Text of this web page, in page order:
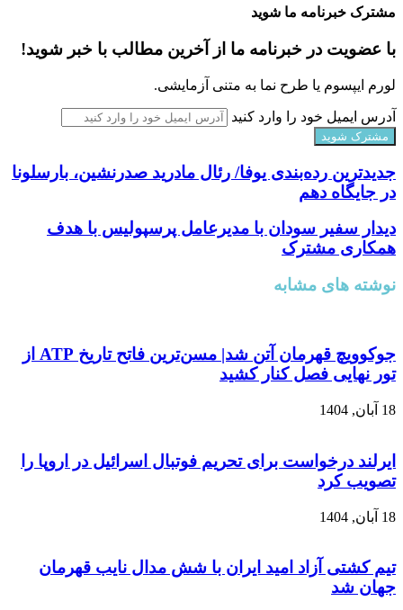
مشترک خبرنامه ما شوید
با عضویت در خبرنامه ما از آخرین مطالب با خبر شوید!
لورم ایپسوم یا طرح‌ نما به متنی آزمایشی.
آدرس ایمیل خود را وارد کنید
جدیدترین رده‌بندی یوفا/ رئال مادرید صدرنشین، بارسلونا
در جایگاه دهم
دیدار سفیر سودان با مدیرعامل پرسپولیس با هدف
همکاری مشترک
نوشته های مشابه
جوکوویچ قهرمان آتن شد| مسن‌ترین فاتح تاریخ ATP از
تور نهایی فصل کنار کشید
18 آبان, 1404
ایرلند درخواست برای تحریم فوتبال اسرائیل در اروپا را
تصویب کرد
18 آبان, 1404
تیم کشتی آزاد امید ایران با شش مدال نایب قهرمان
جهان شد